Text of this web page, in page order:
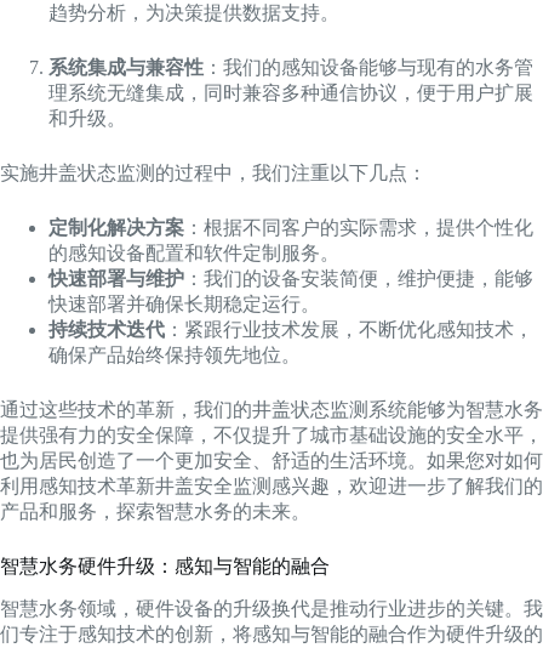
趋势分析，为决策提供数据支持。
系统集成与兼容性 ：我们的感知设备能够与现有的水务管
理系统无缝集成，同时兼容多种通信协议，便于用户扩展
和升级。
实施井盖状态监测的过程中，我们注重以下几点：
定制化解决方案 ：根据不同客户的实际需求，提供个性化
的感知设备配置和软件定制服务。
快速部署与维护 ：我们的设备安装简便，维护便捷，能够
快速部署并确保长期稳定运行。
持续技术迭代 ：紧跟行业技术发展，不断优化感知技术，
确保产品始终保持领先地位。
通过这些技术的革新，我们的井盖状态监测系统能够为智慧水务
提供强有力的安全保障，不仅提升了城市基础设施的安全水平，
也为居民创造了一个更加安全、舒适的生活环境。如果您对如何
利用感知技术革新井盖安全监测感兴趣，欢迎进一步了解我们的
产品和服务，探索智慧水务的未来。
智慧水务硬件升级：感知与智能的融合
智慧水务领域，硬件设备的升级换代是推动行业进步的关键。我
们专注于感知技术的创新，将感知与智能的融合作为硬件升级的